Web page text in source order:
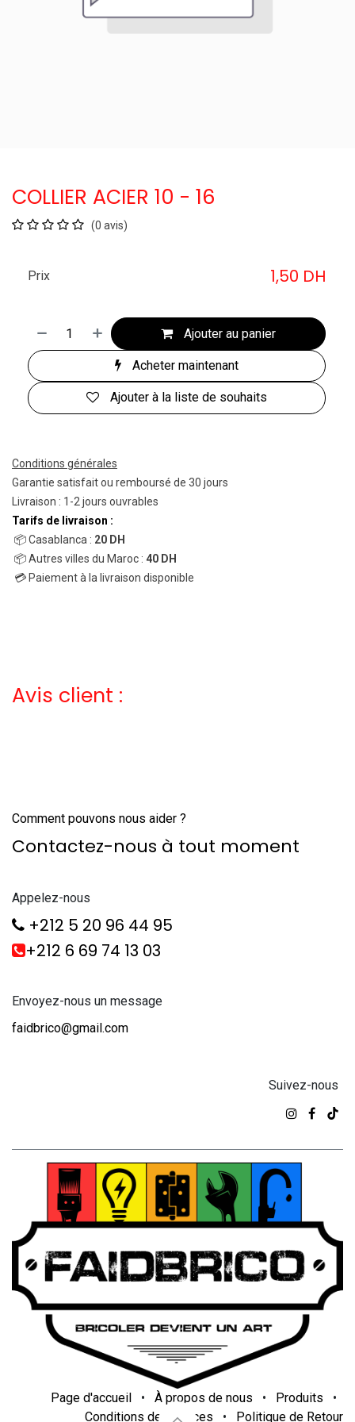
COLLIER ACIER 10 - 16
(0 avis)
Ajouter au panier
Acheter maintenant
Ajouter à la liste de souhaits
Prix 1,50 DH
Conditions générales
Garantie satisfait ou remboursé de 30 jours
Livraison : 1-2 jours ouvrables
Tarifs de livraison :
📦 Casablanca : 20 DH
📦 Autres villes du Maroc : 40 DH
💳 Paiement à la livraison disponible
Avis client :
Comment pouvons nous aider ?
Contactez-nous à tout moment
Appelez-nous
+212 5 20 96 44 95
+212 6 69 74 13 03
Envoyez-nous un message
faidbrico@gmail.com
Suivez-nous
Page d'accueil • À propos de nous • Produits
•
Conditions de services
• Politique de Retour